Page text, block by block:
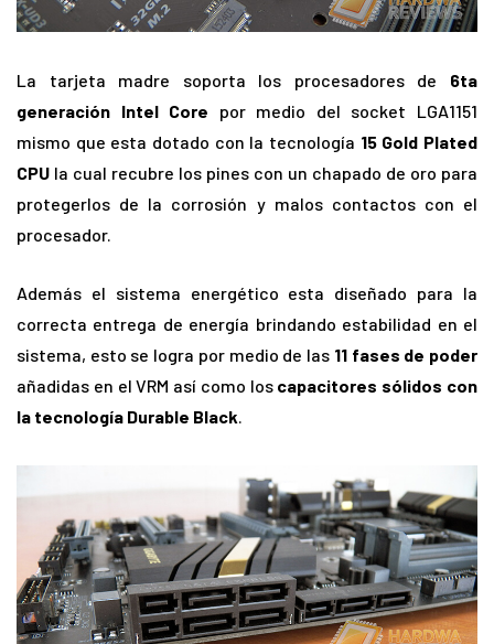
La tarjeta madre soporta los procesadores de 6ta
generación Intel Core por medio del socket LGA1151
mismo que esta dotado con la tecnología 15 Gold Plated
CPU la cual recubre los pines con un chapado de oro para
protegerlos de la corrosión y malos contactos con el
procesador.
Además el sistema energético esta diseñado para la
correcta entrega de energía brindando estabilidad en el
sistema, esto se logra por medio de las 11 fases de poder
añadidas en el VRM así como los capacitores sólidos con
la tecnología Durable Black.